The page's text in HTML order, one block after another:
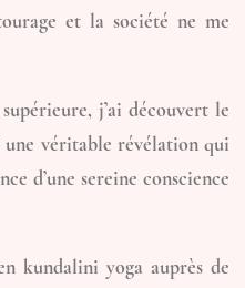
et la société ne me
j’ai découvert le
une véritable révélation qui
d’une sereine conscience
kundalini yoga auprès de